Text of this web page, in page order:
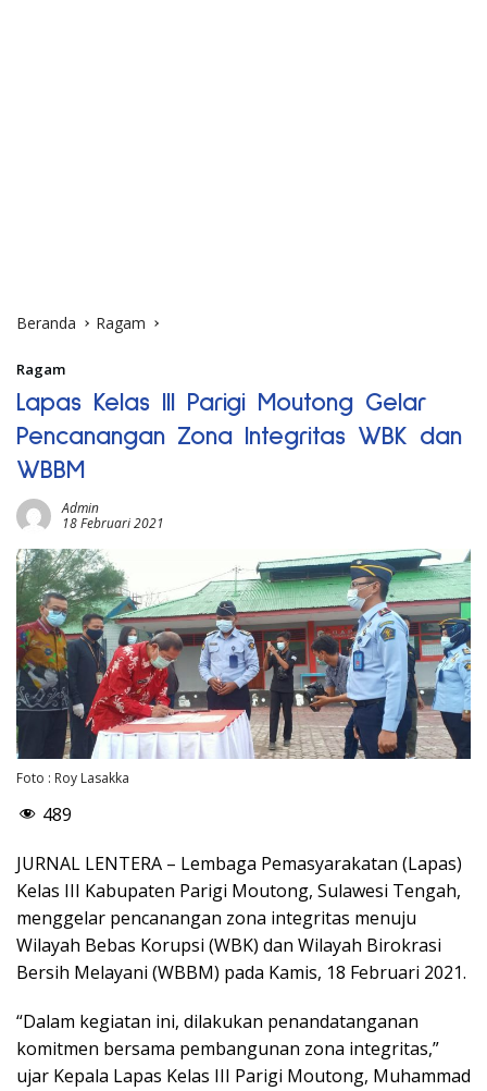
Beranda Ragam
Ragam
Lapas Kelas III Parigi Moutong Gelar
Pencanangan Zona Integritas WBK dan
WBBM
Admin
18 Februari 2021
Foto : Roy Lasakka
489
JURNAL LENTERA – Lembaga Pemasyarakatan (Lapas)
Kelas III Kabupaten Parigi Moutong, Sulawesi Tengah,
menggelar pencanangan zona integritas menuju
Wilayah Bebas Korupsi (WBK) dan Wilayah Birokrasi
Bersih Melayani (WBBM) pada Kamis, 18 Februari 2021.
“Dalam kegiatan ini, dilakukan penandatanganan
komitmen bersama pembangunan zona integritas,”
ujar Kepala Lapas Kelas III Parigi Moutong, Muhammad